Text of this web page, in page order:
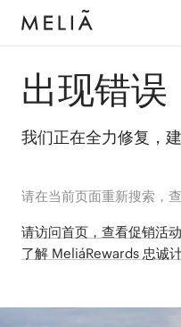
出现错误
我们正在全力修复，
请在当前页面重新搜索，
请访问首页，查看促销活动
了解 MeliáRewards 忠诚